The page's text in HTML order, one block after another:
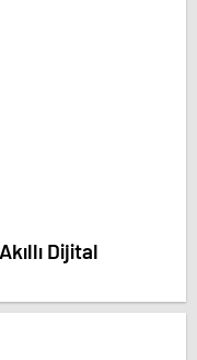
Dijital